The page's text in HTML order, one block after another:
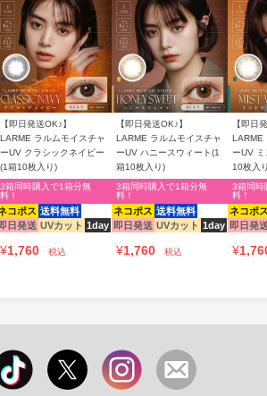
【即日発送OK♪】
LARME ラルムモイスチャ
ーUV クラシックネイビー
(1箱10枚入り)
コポス 送料無料
即日発送 UVカット 1day
3箱同時購入で1箱分無
料！
¥1,760 税込
【即日発送OK♪】
LARME ラルムモイスチャ
ーUV ハニースウィート(1
箱10枚入り)
ネコポス 送料無料
即日発送 UVカット 1day
3箱同時購入で1箱分無
料！
¥1,760 税込
【即日
LARME
ーUV
10枚入
ネコポ
即日発
3箱同時
料！
¥